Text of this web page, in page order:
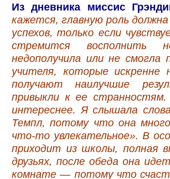
Из дневника миссис
кажется, главную роль
успехов, только если
стремится восполнить
недополучила или не
учителя, которые
получают наилучшие
привыкли к ее
интереснее. Я слышала
Темпл, потому что она
что-то увлекательное». В
приходит из школы, полная
друзьях, после обеда она
комнате — потому что